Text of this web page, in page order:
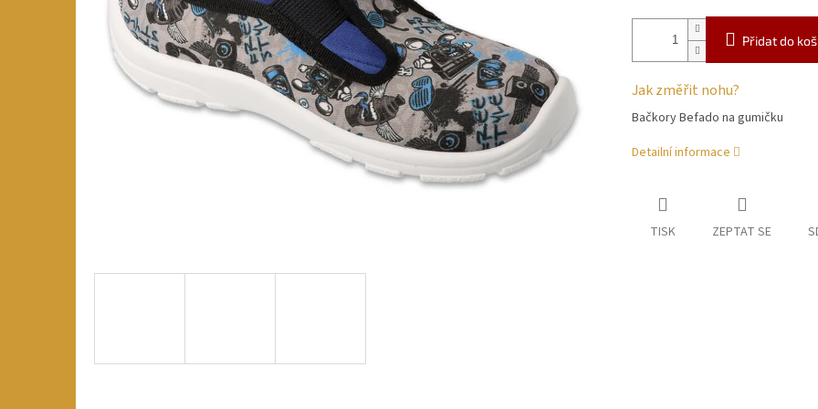
Přidat do
Jak změřit nohu?
Bačkory Befado na gumičku
Detailní informace
TISK ZEPTAT SE